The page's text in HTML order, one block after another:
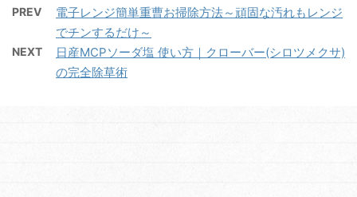
PREV
電子レンジ簡単重曹お掃除方法～頑固な汚れもレンジ
でチンするだけ～
NEXT
日産MCPソーダ塩 使い方｜クローバー(シロツメクサ)
の完全除草術